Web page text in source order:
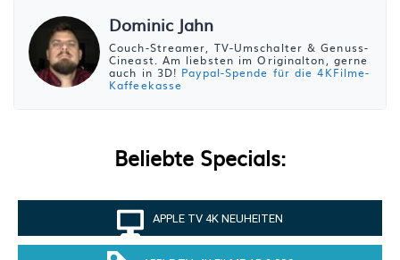
Dominic Jahn
Couch-Streamer, TV-Umschalter & Genuss-
Cineast. Am liebsten im Originalton, gerne
auch in 3D! Paypal-Spende für die 4KFilme-
Kaffeekasse
Beliebte Specials:
APPLE TV 4K NEUHEITEN